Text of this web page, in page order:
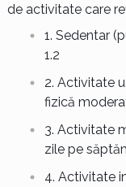
de activitate care
Sedentar
1.2
Activitate
fizică
Activitate
zile pe
Activitate